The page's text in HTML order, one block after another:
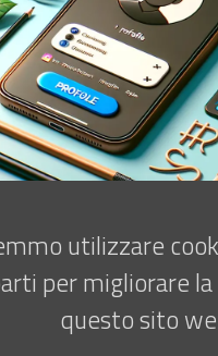
Iscriviti alla newsletter
utilizzare
per migliorare
questo sito